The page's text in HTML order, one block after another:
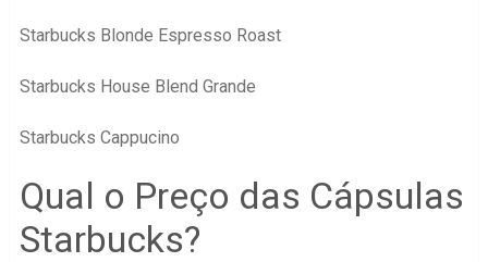
Starbucks Blonde Espresso Roast
Starbucks House Blend Grande
Starbucks Cappucino
Qual o Preço das Cápsulas
Starbucks?